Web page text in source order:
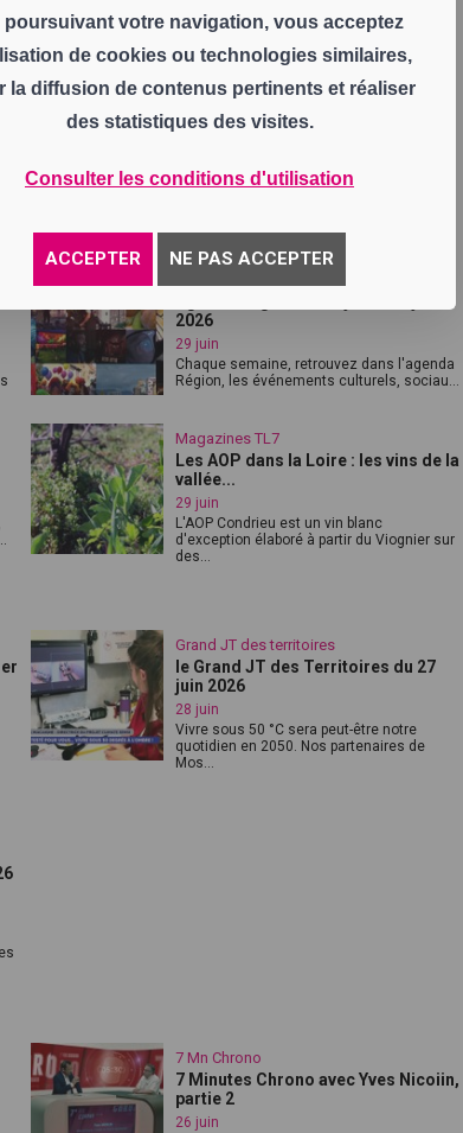
poursuivant votre navigation, vous acceptez
de cookies ou technologies similaires,
la diffusion de contenus pertinents et réaliser
des statistiques des visites.
Consulter les conditions d'utilisation
ACCEPTER NE PAS ACCEPTER
championnats d...
- Un accident de baignade est survenu au
bassin du Janon, à Terrenoire, mobilisa...
Magazines TL7
29 juin
Agenda Région du 29 juin au 5 juillet
2026
29 juin
Chaque semaine, retrouvez dans l'agenda
Région, les événements culturels, sociau...
Magazines TL7
Les AOP dans la Loire : les vins de la
vallée...
29 juin
L'AOP Condrieu est un vin blanc
d'exception élaboré à partir du Viognier sur
des...
Grand JT des territoires
le Grand JT des Territoires du 27
juin 2026
28 juin
Vivre sous 50 °C sera peut-être notre
quotidien en 2050. Nos partenaires de
Mos...
7 Mn Chrono
7 Minutes Chrono avec Yves Nicoiin,
partie 2
26 juin